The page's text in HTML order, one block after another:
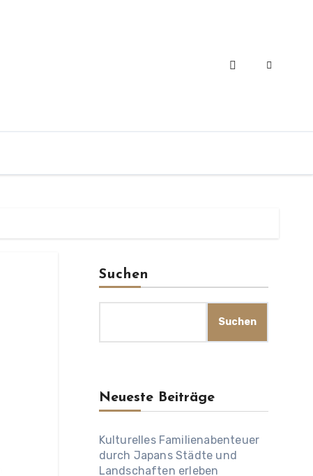
Suchen
Suchen
Neueste Beiträge
Kulturelles Familienabenteuer
durch Japans Städte und
Landschaften erleben